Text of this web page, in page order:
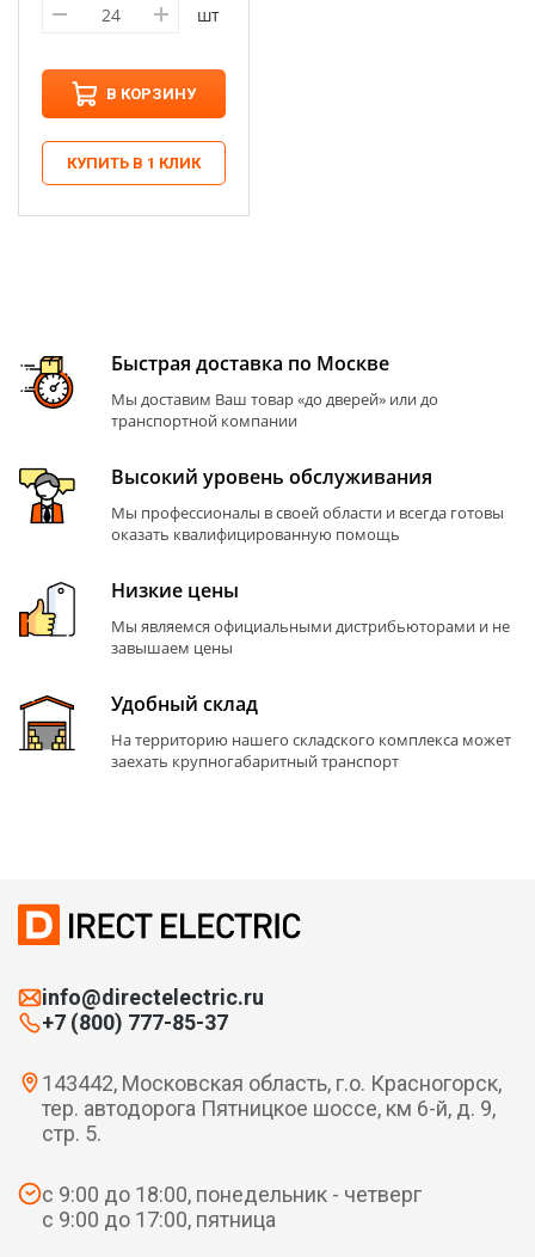
шт
В КОРЗИНУ
КУПИТЬ В 1 КЛИК
Быстрая доставка по Москве
Мы доставим Ваш товар «до дверей» или до
транспортной компании
Высокий уровень обслуживания
Мы профессионалы в своей области и всегда готовы
оказать квалифицированную помощь
Низкие цены
Мы являемся официальными дистрибьюторами и не
завышаем цены
Удобный склад
На территорию нашего складского комплекса может
заехать крупногабаритный транспорт
info@directelectric.ru
+7 (800) 777-85-37
143442, Московская область, г.о. Красногорск,
тер. автодорога Пятницкое шоссе, км 6-й, д. 9,
стр. 5.
с 9:00 до 18:00, понедельник - четверг
с 9:00 до 17:00, пятница